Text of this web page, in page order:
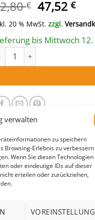
verwalten
zu speichern
Browsing-Erlebnis zu verbessern
Wenn Sie diesen Technologien
oder eindeutige IDs auf dieser
erteilen oder zurückziehen,
€
Preis
war:
52,80 €
47,52€
ist:
20 % MwSt. zzgl.
bis Mittwoch 12.
mit geradem